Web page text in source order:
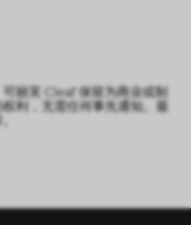
丽芙 Cleaf 保留为商业或制
利，无需任何事先通知。最